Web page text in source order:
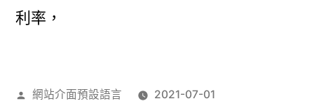
利率，
作
網站介面預設語言
2021-07-01